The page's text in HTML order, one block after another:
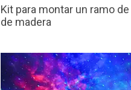
Kit para montar un ramo
de madera